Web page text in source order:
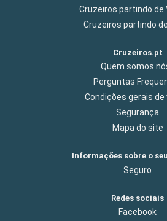
Cruzeiros partindo de
Cruzeiros partindo
Cruzeiros.pt
Quem somos
Perguntas
Condições gerais de
Segurança
Mapa do site
Informações sobre o
Seguro
Redes sociais
Facebook